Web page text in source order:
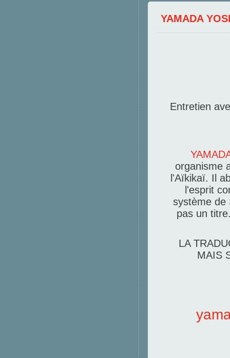
YAMADA
Entretien
organisme
l'Aïkikaï. Il
l'esprit
système de
pas un
LA
MAIS